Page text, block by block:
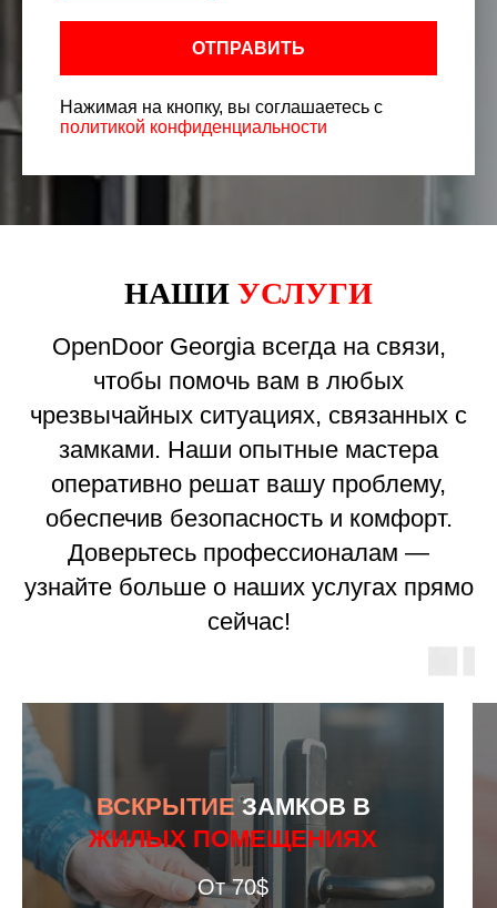
ОТПРАВИТЬ
Нажимая на кнопку, вы соглашаетесь с
политикой конфиденциальности
НАШИ УСЛУГИ
OpenDoor Georgia всегда на связи,
чтобы помочь вам в любых
чрезвычайных ситуациях, связанных с
замками. Наши опытные мастера
оперативно решат вашу проблему,
обеспечив безопасность и комфорт.
Доверьтесь профессионалам —
узнайте больше о наших услугах прямо
сейчас!
ВСКРЫТИЕЗАМКОВ В
ЖИЛЫХ ПОМЕЩЕНИЯХ
От 70$